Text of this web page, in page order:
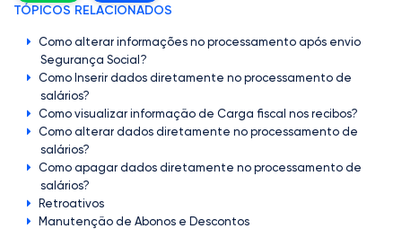
TÓPICOS RELACIONADOS
Como alterar informações no processamento após envio
Segurança Social?
Como Inserir dados diretamente no processamento de
salários?
Como visualizar informação de Carga fiscal nos recibos?
Como alterar dados diretamente no processamento de
salários?
Como apagar dados diretamente no processamento de
salários?
Retroativos
Manutenção de Abonos e Descontos